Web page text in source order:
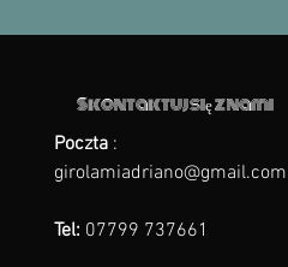
Skontaktuj się z nami
Poczta:
girolamiadriano@gmail.com
Tel: 07799 737661